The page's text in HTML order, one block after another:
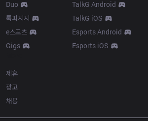
Duo
톡피지지
e스포츠
Gigs
TalkG Android
TalkG iOS
Esports Android
Esports iOS
제휴
광고
채용